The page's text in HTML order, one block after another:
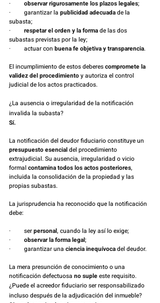
· observar rigurosamente los plazos legales;
·         garantizar la publicidad adecuada de la
subasta;
· respetar el orden y la forma de las dos
subastas previstas por la ley;
·         actuar con buena fe objetiva y transparencia.
El incumplimiento de estos deberes compromete la
validez del procedimiento y autoriza el control
judicial de los actos practicados.
¿La ausencia o irregularidad de la notificación
invalida la subasta?
Sí.
La notificación del deudor fiduciario constituye un
presupuesto esencial del procedimiento
extrajudicial. Su ausencia, irregularidad o vicio
formal contamina todos los actos posteriores,
incluida la consolidación de la propiedad y las
propias subastas.
La jurisprudencia ha reconocido que la notificación
debe:
·         ser personal, cuando la ley así lo exige;
· observar la forma legal;
·         garantizar una ciencia inequívoca del deudor.
La mera presunción de conocimiento o una
notificación defectuosa no suple este requisito.
¿Puede el acreedor fiduciario ser responsabilizado
incluso después de la adjudicación del inmueble?